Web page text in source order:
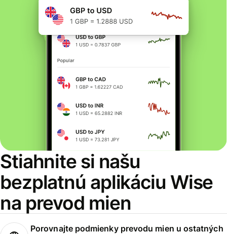
Stiahnite si našu
bezplatnú aplikáciu Wise
na prevod mien
Porovnajte podmienky prevodu mien u ostatných